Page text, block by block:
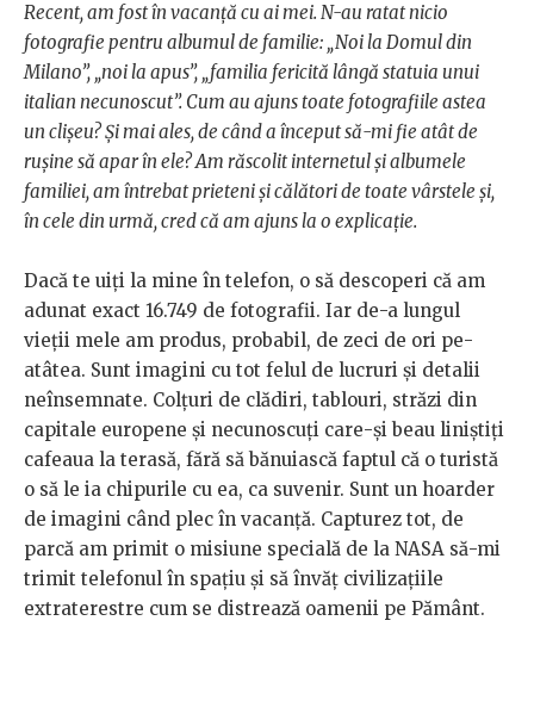
Recent, am fost în vacanță cu ai mei. N-au ratat nicio
fotografie pentru albumul de familie: „Noi la Domul din
Milano”, „noi la apus”, „familia fericită lângă statuia unui
italian necunoscut”. Cum au ajuns toate fotografiile astea
un clișeu? Și mai ales, de când a început să-mi fie atât de
rușine să apar în ele? Am răscolit internetul și albumele
familiei, am întrebat prieteni și călători de toate vârstele și,
în cele din urmă, cred că am ajuns la o explicație.
Dacă te uiți la mine în telefon, o să descoperi că am
adunat exact 16.749 de fotografii. Iar de-a lungul
vieții mele am produs, probabil, de zeci de ori pe-
atâtea. Sunt imagini cu tot felul de lucruri și detalii
neînsemnate. Colțuri de clădiri, tablouri, străzi din
capitale europene și necunoscuți care-și beau liniștiți
cafeaua la terasă, fără să bănuiască faptul că o turistă
o să le ia chipurile cu ea, ca suvenir. Sunt un hoarder
de imagini când plec în vacanță. Capturez tot, de
parcă am primit o misiune specială de la NASA să-mi
trimit telefonul în spațiu și să învăț civilizațiile
extraterestre cum se distrează oamenii pe Pământ.